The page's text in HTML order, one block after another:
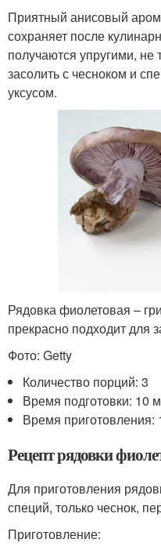
Приятный анисовый
сохраняет после
получаются упругими,
засолить с чесноком и
уксусом.
Рядовка фиолетовая –
прекрасно подходит для
Фото: Getty
Количество порций: 3
Время подготовки: 10
Время приготовления:
Рецепт рядовки
Для приготовления
специй, только чеснок,
Приготовление: